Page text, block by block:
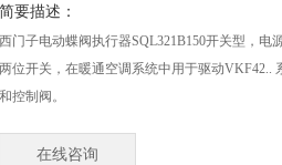
简要描述：
西门子电动蝶阀执行器SQL321B150开关型，电
两位开关，在暖通空调系统中用于驱动VKF42..
和控制阀。
在线咨询